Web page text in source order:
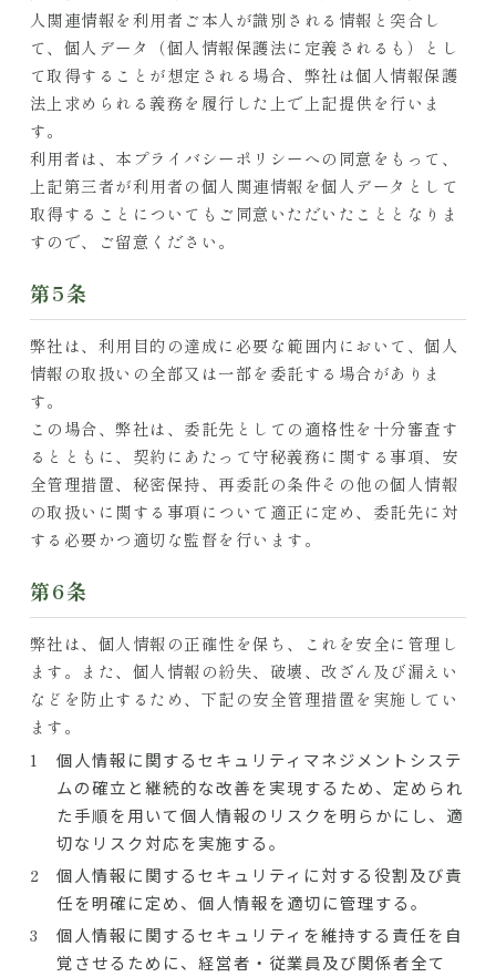
人関連情報を利用者ご本人が識別される情報と突合し
て、個人データ（個人情報保護法に定義されるも）とし
て取得することが想定される場合、弊社は個人情報保護
法上求められる義務を履行した上で上記提供を行いま
す。
利用者は、本プライバシーポリシーへの同意をもって、
上記第三者が利用者の個人関連情報を個人データとして
取得することについてもご同意いただいたこととなりま
すので、ご留意ください。
第5条​
弊社は、利用目的の達成に必要な範囲内において、個人
情報の取扱いの全部又は一部を委託する場合がありま
す。
この場合、弊社は、委託先としての適格性を十分審査す
るとともに、契約にあたって守秘義務に関する事項、安
全管理措置、秘密保持、再委託の条件その他の個人情報
の取扱いに関する事項について適正に定め、委託先に対
する必要かつ適切な監督を行います。
第6条​
弊社は、個人情報の正確性を保ち、これを安全に管理し
ます。また、個人情報の紛失、破壊、改ざん及び漏えい
などを防止するため、下記の安全管理措置を実施してい
ます。
個人情報に関するセキュリティマネジメントシステ
ムの確立と継続的な改善を実現するため、定められ
た手順を用いて個人情報のリスクを明らかにし、適
切なリスク対応を実施する。
個人情報に関するセキュリティに対する役割及び責
任を明確に定め、個人情報を適切に管理する。
個人情報に関するセキュリティを維持する責任を自
覚させるために、経営者・従業員及び関係者全て